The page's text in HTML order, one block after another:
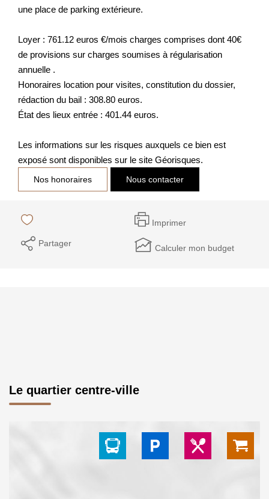
une place de parking extérieure.
Loyer : 761.12 euros €/mois charges comprises dont 40€
de provisions sur charges soumises à régularisation
annuelle .
Honoraires location pour visites, constitution du dossier,
rédaction du bail : 308.80 euros.
État des lieux entrée : 401.44 euros.
Les informations sur les risques auxquels ce bien est
exposé sont disponibles sur le site Géorisques.
Nos honoraires Nous contacter
Imprimer
Partager Calculer mon budget
Le quartier centre-ville